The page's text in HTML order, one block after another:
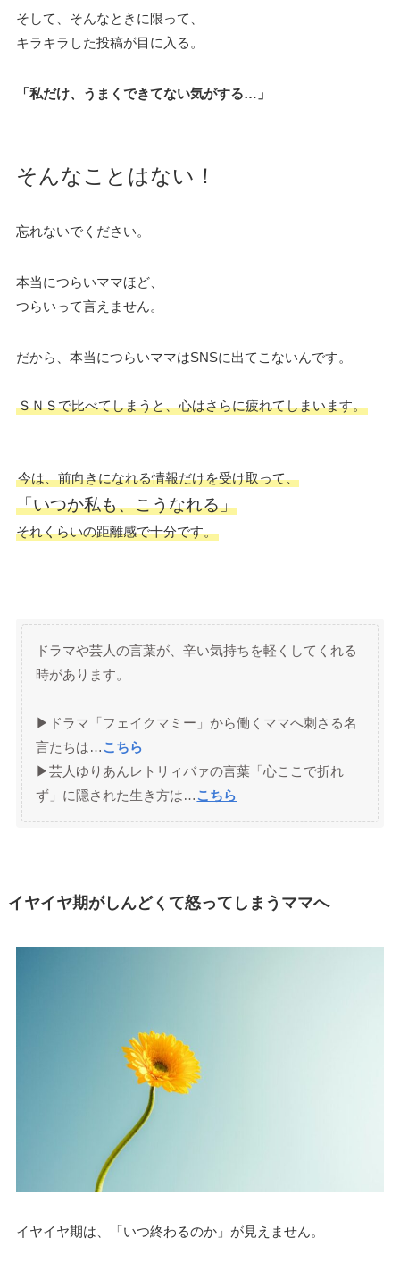
そして、そんなときに限って、
キラキラした投稿が目に入る。
「私だけ、うまくできてない気がする…」
そんなことはない！
忘れないでください。
本当につらいママほど、
つらいって言えません。
だから、本当につらいママはSNSに出てこないんです。
ＳＮＳで比べてしまうと、心はさらに疲れてしまいます。
今は、前向きになれる情報だけを受け取って、
「いつか私も、こうなれる」
それくらいの距離感で十分です。
ドラマや芸人の言葉が、辛い気持ちを軽くしてくれる
時があります。
▶︎ドラマ「フェイクマミー」から働くママへ刺さる名
言たちは…こちら
▶︎芸人ゆりあんレトリィバァの言葉「心ここで折れ
ず」に隠された生き方は…こちら
イヤイヤ期がしんどくて怒ってしまうママへ
イヤイヤ期は、「いつ終わるのか」が見えません。